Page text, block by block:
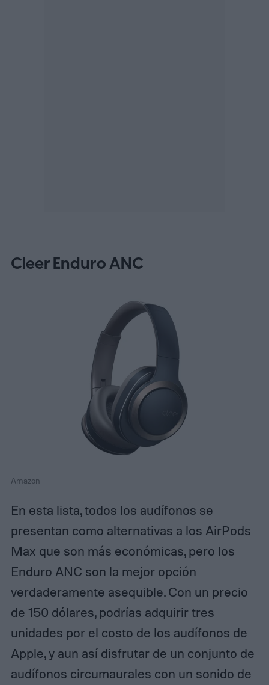
Cleer Enduro ANC
Amazon
En esta lista, todos los audífonos se
presentan como alternativas a los AirPods
Max que son más económicas, pero los
Enduro ANC son la mejor opción
verdaderamente asequible. Con un precio
de 150 dólares, podrías adquirir tres
unidades por el costo de los audífonos de
Apple, y aun así disfrutar de un conjunto de
audífonos circumaurales con un sonido de